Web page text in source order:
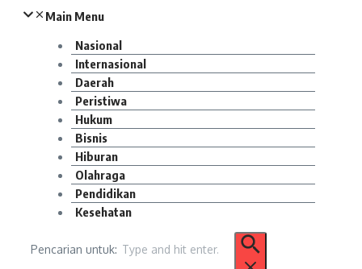
Main Menu
Nasional
Internasional
Daerah
Peristiwa
Hukum
Bisnis
Hiburan
Olahraga
Pendidikan
Kesehatan
Pencarian untuk: